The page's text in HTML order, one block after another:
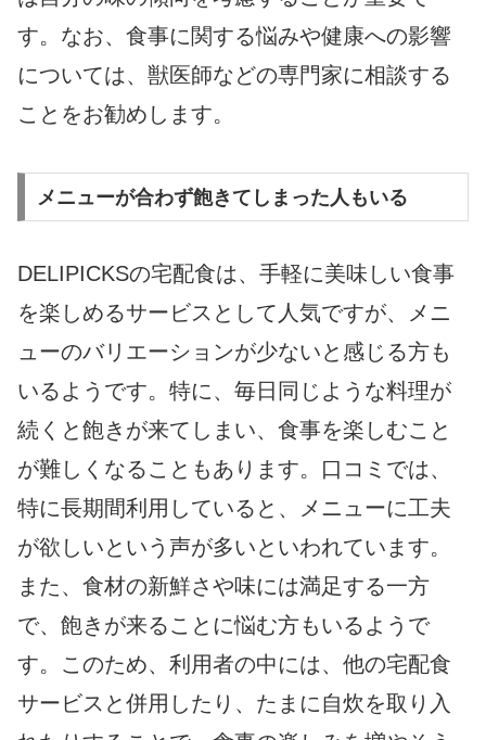
す。なお、食事に関する悩みや健康への影響
については、獣医師などの専門家に相談する
ことをお勧めします。
メニューが合わず飽きてしまった人もいる
DELIPICKSの宅配食は、手軽に美味しい食事
を楽しめるサービスとして人気ですが、メニ
ューのバリエーションが少ないと感じる方も
いるようです。特に、毎日同じような料理が
続くと飽きが来てしまい、食事を楽しむこと
が難しくなることもあります。口コミでは、
特に長期間利用していると、メニューに工夫
が欲しいという声が多いといわれています。
また、食材の新鮮さや味には満足する一方
で、飽きが来ることに悩む方もいるようで
す。このため、利用者の中には、他の宅配食
サービスと併用したり、たまに自炊を取り入